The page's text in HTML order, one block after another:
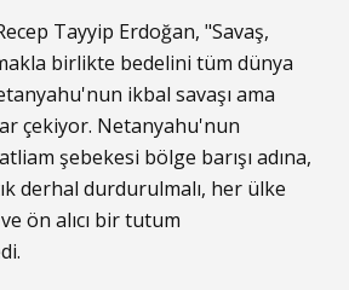
Tayyip Erdoğan, "Savaş,
birlikte bedelini tüm dünya
ikbal savaşı ama
çekiyor. Netanyahu'nun
şebekesi bölge barışı adına,
derhal durdurulmalı, her ülke
ön alıcı bir tutum